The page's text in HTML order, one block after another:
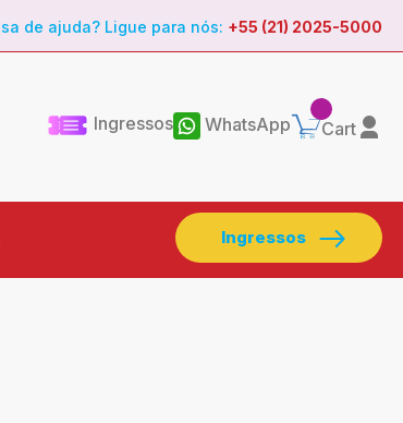
de ajuda? Ligue para nós: +55 (21) 2025-5000
Ingressos WhatsApp Cart
Ingressos